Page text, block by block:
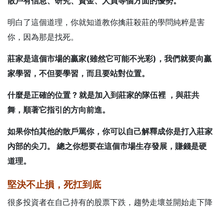
明白了這個道理，你就知道教你擒莊殺莊的學問純粹是害
你，因為那是找死。
莊家是這個市場的贏家(雖然它可能不光彩)，我們就要向贏
家學習，不但要學習，而且要站對位置。
什麼是正確的位置 ? 就是加入到莊家的隊伍裡 ，與莊共
舞，順著它指引的方向前進。
如果你怕其他的散戶罵你，你可以自己解釋成你是打入莊家
內部的尖刀。 總之你想要在這個市場生存發展，賺錢是硬
道理。
堅決不止損，死扛到底
很多投資者在自己持有的股票下跌，趨勢走壞並開始走下降